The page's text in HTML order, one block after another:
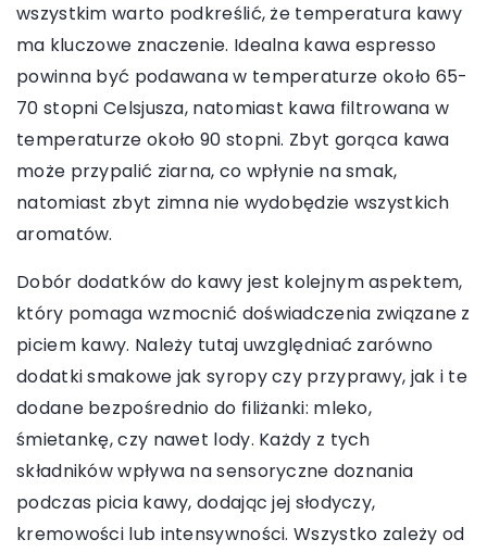
wszystkim warto podkreślić, że temperatura kawy
ma kluczowe znaczenie. Idealna kawa espresso
powinna być podawana w temperaturze około 65-
70 stopni Celsjusza, natomiast kawa filtrowana w
temperaturze około 90 stopni. Zbyt gorąca kawa
może przypalić ziarna, co wpłynie na smak,
natomiast zbyt zimna nie wydobędzie wszystkich
aromatów.
Dobór dodatków do kawy jest kolejnym aspektem,
który pomaga wzmocnić doświadczenia związane z
piciem kawy. Należy tutaj uwzględniać zarówno
dodatki smakowe jak syropy czy przyprawy, jak i te
dodane bezpośrednio do filiżanki: mleko,
śmietankę, czy nawet lody. Każdy z tych
składników wpływa na sensoryczne doznania
podczas picia kawy, dodając jej słodyczy,
kremowości lub intensywności. Wszystko zależy od